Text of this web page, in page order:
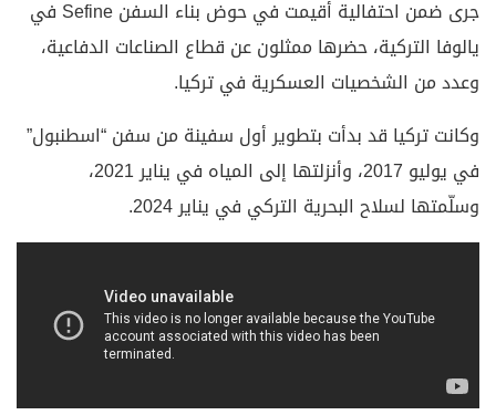
جرى ضمن احتفالية أقيمت في حوض بناء السفن Sefine في
يالوفا التركية، حضرها ممثلون عن قطاع الصناعات الدفاعية،
وعدد من الشخصيات العسكرية في تركيا.
وكانت تركيا قد بدأت بتطوير أول سفينة من سفن “اسطنبول”
في يوليو 2017، وأنزلتها إلى المياه في يناير 2021،
وسلّمتها لسلاح البحرية التركي في يناير 2024.